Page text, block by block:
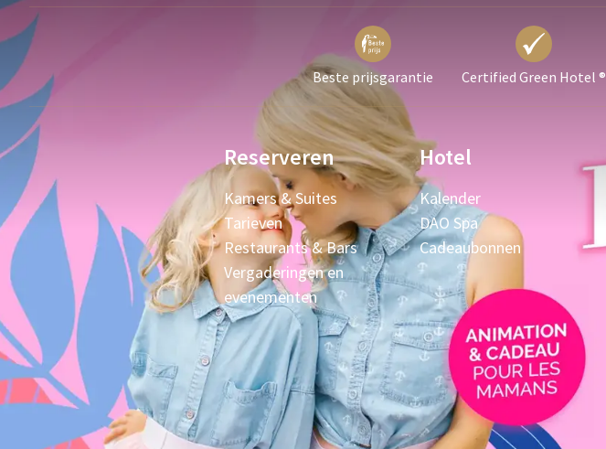
Beste prijsgarantie Certified Green Hotel ®
Reserveren
Kamers & Suites
Tarieven
Restaurants & Bars
Vergaderingen en
evenementen
Hotel
Kalender
DAO Spa
Cadeaubonnen